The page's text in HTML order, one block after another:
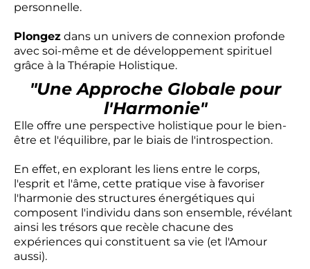
personnelle.
Plongez dans un univers de connexion profonde
avec soi-même et de développement spirituel
grâce à la Thérapie Holistique.
"Une Approche Globale pour
l'Harmonie"
Elle offre une perspective holistique pour le bien-
être et l'équilibre, par le biais de l'introspection.
En effet, en explorant les liens entre le corps,
l'esprit et l'âme, cette pratique vise à favoriser
l'harmonie des structures énergétiques qui
composent l'individu dans son ensemble, révélant
ainsi les trésors que recèle chacune des
expériences qui constituent sa vie (et l'Amour
aussi).